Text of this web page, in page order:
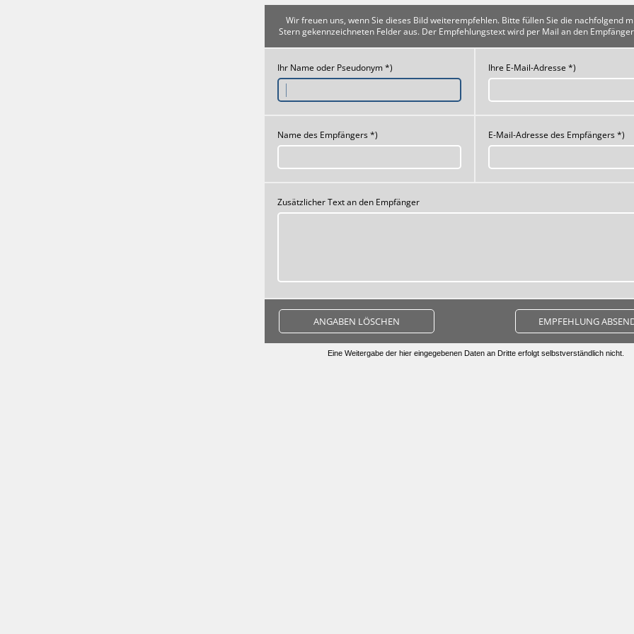
Wir freuen uns, wenn Sie dieses Bild weiterempfehlen. Bitte füllen Sie die nachfolgend
Stern gekennzeichneten Felder aus. Der Empfehlungstext wird per Mail an den
Ihr Name oder Pseudonym *) Ihre E-Mail-Adresse *)
Name des Empfängers *) E-Mail-Adresse des Empfängers *)
Zusätzlicher Text an den Empfänger
ANGABEN LÖSCHEN EMPFEHLUNG
Eine Weitergabe der hier eingegebenen Daten an Dritte erfolgt selbstverständlich nicht.